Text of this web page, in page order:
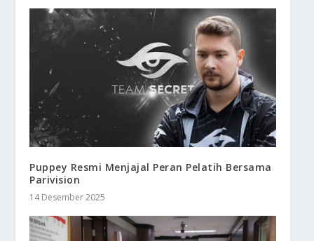
Puppey Resmi Menjajal Peran Pelatih Bersama
Parivision
14 Desember 2025